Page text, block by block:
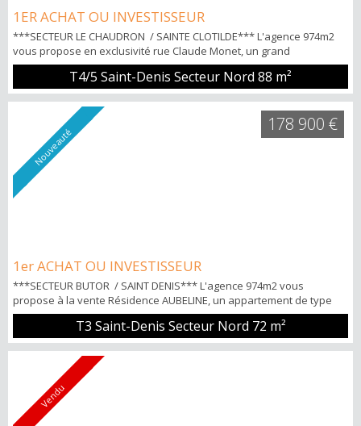
1ER ACHAT OU INVESTISSEUR
***SECTEUR LE CHAUDRON / SAINTE CLOTILDE*** L'agence 974m2
vous propose en exclusivité rue Claude Monet, un grand
appartement familial type T5 de 88m² en Rez de chaussée
comprenant: Une entrée, un séjour, une salle à manger, une cuisine
aménagée-équipée et séparée, quatre chambres, une salle de
bains et WC séparé. POINTS FORTS: -Petite copropriété avec
gardien -Proche de l'ax...
T4/5 Saint-Denis Secteur Nord 88 m²
Nouveauté
1er ACHAT OU INVESTISSEUR
***SECTEUR BUTOR / SAINT DENIS*** L'agence 974m2 vous
propose à la vente Résidence AUBELINE, un appartement de type
T3 de 60m² comprenant: Un grand séjour avec une cuisine
aménagée-équipée donnant sure une véranda, deux chambres
dont une climatisée, une salle de bains et WC séparée.
Appartement loué (Loyer Hors charges 777 €) POINTS FORTS: -
Proche de l'axe principale et du centre v...
T3 Saint-Denis Secteur Nord 72 m²
178 900 €
Vendu